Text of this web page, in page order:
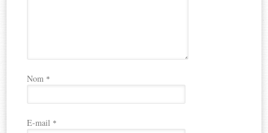
Nom *
E-mail *